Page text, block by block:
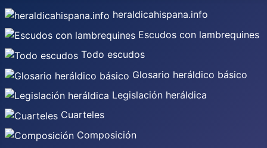
heraldicahispana.info
Escudos con lambrequines
Todo escudos
Glosario heráldico básico
Legislación heráldica
Cuarteles
Composición